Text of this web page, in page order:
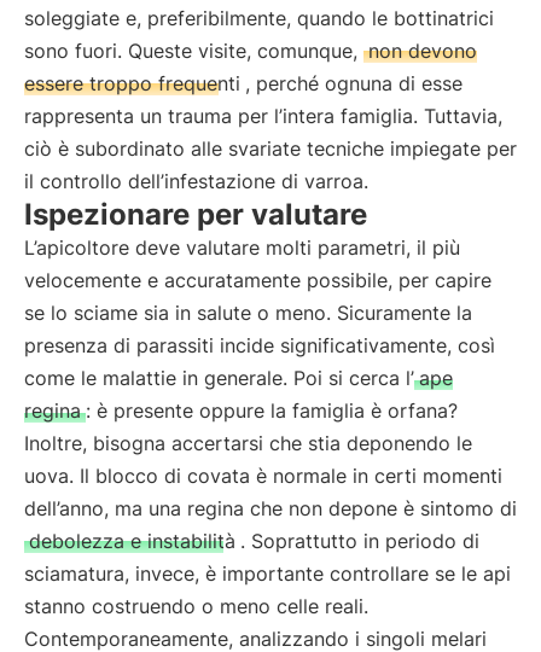
soleggiate e, preferibilmente, quando le bottinatrici
sono fuori. Queste visite, comunque, non devono
essere troppo frequenti , perché ognuna di esse
rappresenta un trauma per l’intera famiglia. Tuttavia,
ciò è subordinato alle svariate tecniche impiegate per
il controllo dell’infestazione di varroa.
Ispezionare per valutare
L’apicoltore deve valutare molti parametri, il più
velocemente e accuratamente possibile, per capire
se lo sciame sia in salute o meno. Sicuramente la
presenza di parassiti incide significativamente, così
come le malattie in generale. Poi si cerca l’ ape
regina : è presente oppure la famiglia è orfana?
Inoltre, bisogna accertarsi che stia deponendo le
uova. Il blocco di covata è normale in certi momenti
dell’anno, ma una regina che non depone è sintomo di
debolezza e instabilità . Soprattutto in periodo di
sciamatura, invece, è importante controllare se le api
stanno costruendo o meno celle reali.
Contemporaneamente, analizzando i singoli melari